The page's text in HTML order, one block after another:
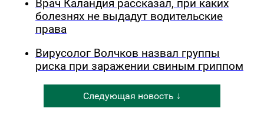
Врач Каландия рассказал, при каких
болезнях не выдадут водительские
права
Вирусолог Волчков назвал группы
риска при заражении свиным гриппом
Следующая новость ↓